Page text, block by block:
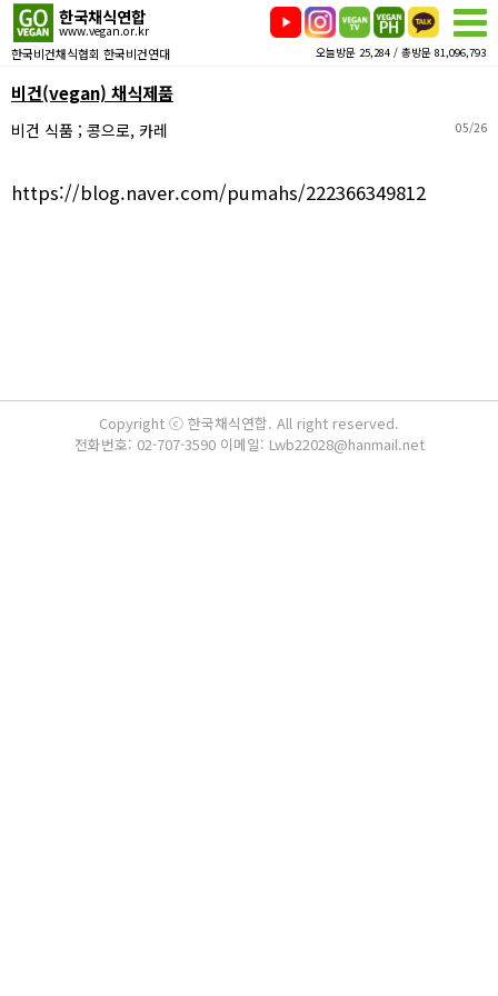
한국채식연합
www.vegan.or.kr
한국비건채식협회 한국비건연대 오늘방문 25,284 / 총방문 81,096,793
비건(vegan) 채식제품
비건 식품 ; 콩으로, 카레 05/26
https://blog.naver.com/pumahs/222366349812
Copyright ⓒ 한국채식연합. All right reserved.
전화번호: 02-707-3590 이메일: Lwb22028@hanmail.net